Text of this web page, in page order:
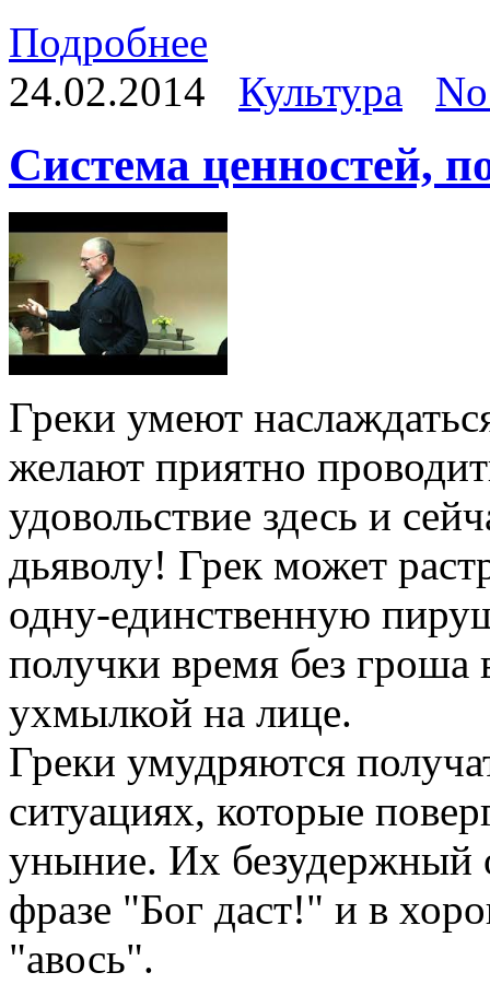
Подробнее
24.02.2014
Культура
Система ценностей,
Греки умеют
желают приятно
удовольствие здесь и
дьяволу! Грек может
одну-единственную
получки время без гроша
ухмылкой на лице.
Греки умудряются
ситуациях, которые
уныние. Их безудержный
фразе "Бог даст!" и в
"авось".